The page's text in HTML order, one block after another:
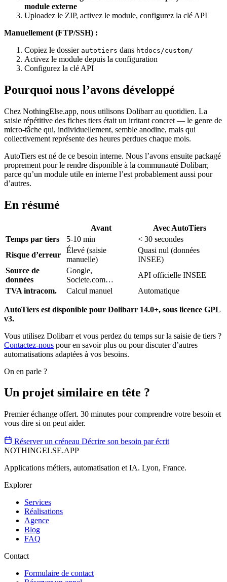
module externe
Uploadez le ZIP, activez le module, configurez la clé API
Manuellement (FTP/SSH) :
Copiez le dossier autotiers dans htdocs/custom/
Activez le module depuis la configuration
Configurez la clé API
Pourquoi nous l’avons développé
Chez NothingElse.app, nous utilisons Dolibarr au quotidien. La
saisie répétitive des fiches tiers était un irritant concret — le genre de
micro-tâche qui, individuellement, semble anodine, mais qui
collectivement représente des heures perdues chaque mois.
AutoTiers est né de ce besoin interne. Nous l’avons ensuite packagé
proprement pour le rendre disponible à la communauté Dolibarr,
parce qu’un module utile en interne l’est probablement aussi pour
d’autres.
En résumé
Avant
Avec AutoTiers
Temps par tiers
5-10 min
< 30 secondes
Risque d’erreur
Élevé (saisie
manuelle)
Quasi nul (données
INSEE)
Source de
données
Google,
Societe.com…
API officielle INSEE
TVA intracom.
Calcul manuel Automatique
AutoTiers est disponible pour Dolibarr 14.0+, sous licence GPL
v3.
Vous utilisez Dolibarr et vous perdez du temps sur la saisie de tiers ?
Contactez-nous pour en savoir plus ou pour discuter d’autres
automatisations adaptées à vos besoins.
On en parle ?
Un projet similaire en tête ?
Premier échange offert. 30 minutes pour comprendre votre besoin et
vous dire si on peut aider.
Réserver un créneau Décrire son besoin par écrit
NOTHINGELSE.APP
Applications métiers, automatisation et IA. Lyon, France.
Explorer
Services
Réalisations
Agence
Blog
FAQ
Contact
Formulaire de contact